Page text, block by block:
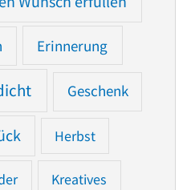
Erinnerung
Geschenk
Herbst
Kreatives